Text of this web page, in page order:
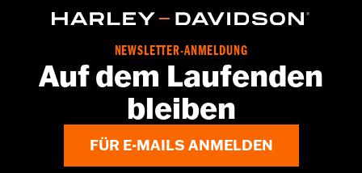
Wasserdicht:Ja
3 Jahre beschränkte Garantie – Alle Details dazu auf
www.h-d.com/warranty
Pant Style: Traditional
,Warm
Polyester
Importiert.
NEWSLETTER-ANMELDUNG
Auf dem Laufenden
bleiben
FÜR E-MAILS ANMELDEN